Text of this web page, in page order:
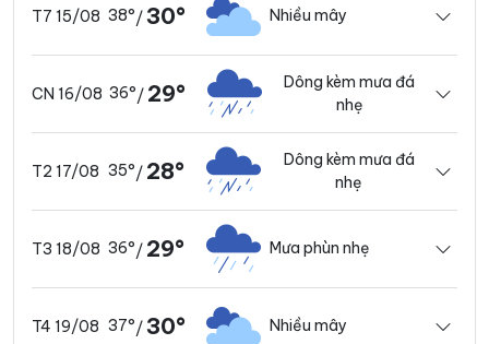
T7 15/08 38°/30° Nhiều mây
CN 16/08 36°/ 29°
Dông kèm mưa đá
nhẹ
T2 17/08 35°/ 28°
Dông kèm mưa đá
nhẹ
T3 18/08 36°/ 29° Mưa phùn nhẹ
T4 19/08 37°/30° Nhiều mây